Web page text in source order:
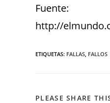
Fuente:
http://
ETIQUETAS: FALLAS FALLOS
PLEASE SHARE